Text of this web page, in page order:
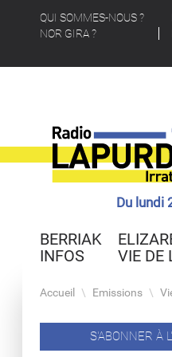
QUI SOMMES-NOUS ?
NOR GIRA ?
Du lundi
BERRIAK
INFOS
VIE DE
Accueil \ Emissions \
S'ABONNER À